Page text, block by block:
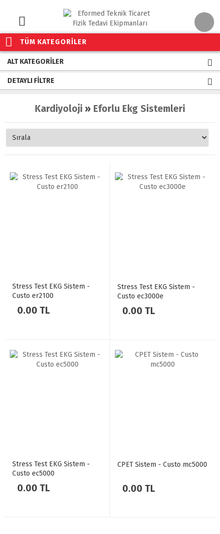
TÜM KATEGORİLER
ALT KATEGORILER
DETAYLI FILTRE
Kardiyoloji » Eforlu Ekg Sistemleri
Stress Test EKG Sistem -
Custo er2100
0.00 TL
Stress Test EKG Sistem -
Custo ec3000e
0.00 TL
Stress Test EKG Sistem -
Custo ec5000
0.00 TL
CPET Sistem - Custo mc5000
0.00 TL